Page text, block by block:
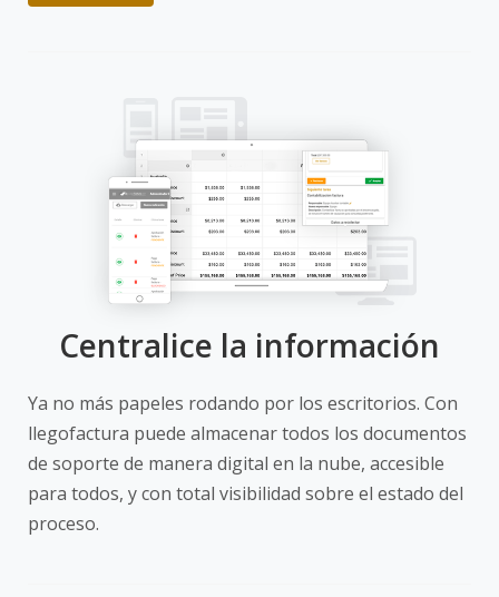
Centralice la información
Ya no más papeles rodando por los escritorios. Con
llegofactura puede almacenar todos los documentos
de soporte de manera digital en la nube, accesible
para todos, y con total visibilidad sobre el estado del
proceso.